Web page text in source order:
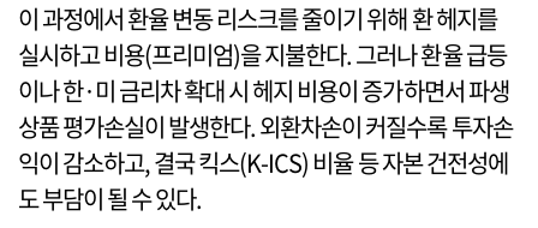
이 과정에서 환율 변동 리스크를 줄이기 위해 환 헤지를
실시하고 비용(프리미엄)을 지불한다. 그러나 환율 급등
이나 한·미 금리차 확대 시 헤지 비용이 증가하면서 파생
상품 평가손실이 발생한다. 외환차손이 커질수록 투자손
익이 감소하고, 결국 킥스(K-ICS) 비율 등 자본 건전성에
도 부담이 될 수 있다.